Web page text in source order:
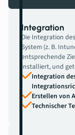
Integration
Die Integration
System (z. B.
entsprechende
installiert, und
Integration
Erstellen von
Technischer